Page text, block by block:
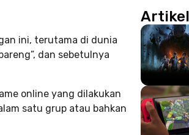
ini, terutama di dunia
dan sebetulnya
online yang dilakukan
satu grup atau bahkan